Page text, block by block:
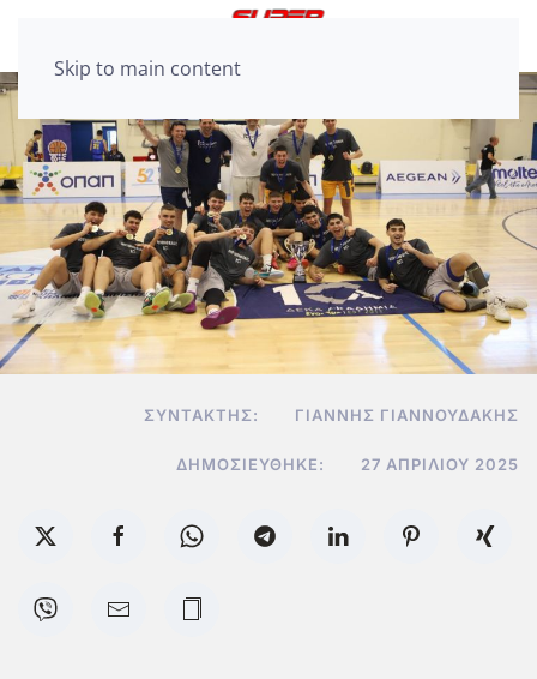
Skip to main content
ΣΥΝΤΆΚΤΗΣ: ΓΙΆΝΝΗΣ ΓΙΑΝΝΟΥΔΆΚΗΣ
ΔΗΜΟΣΙΕΎΘΗΚΕ: 27 ΑΠΡΙΛΊΟΥ 2025